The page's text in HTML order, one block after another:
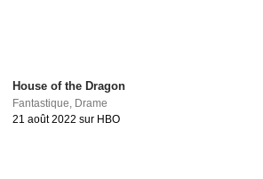
House of the Dragon
Fantastique Drame
21 août 2022 sur HBO